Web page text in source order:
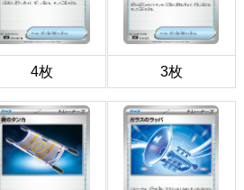
4枚 3枚